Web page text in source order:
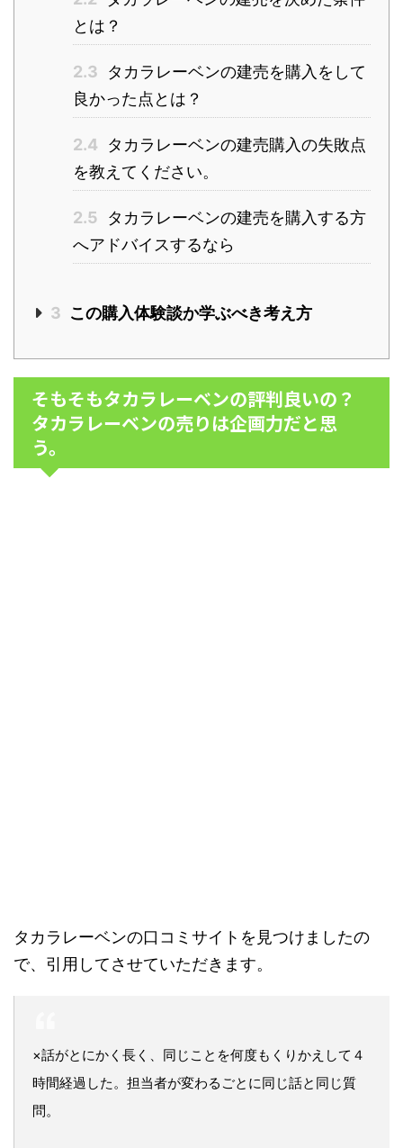
とは？
2.3
タカラレーベンの建売を購入をして
良かった点とは？
2.4
タカラレーベンの建売購入の失敗点
を教えてください。
2.5
タカラレーベンの建売を購入する方
へアドバイスするなら
3 この購入体験談か学ぶべき考え方
そもそもタカラレーベンの評判良いの？
タカラレーベンの売りは企画力だと思
う。
タカラレーベンの口コミサイトを見つけましたの
で、引用してさせていただきます。
×話がとにかく長く、同じことを何度もくりかえして４
時間経過した。担当者が変わるごとに同じ話と同じ質
問。